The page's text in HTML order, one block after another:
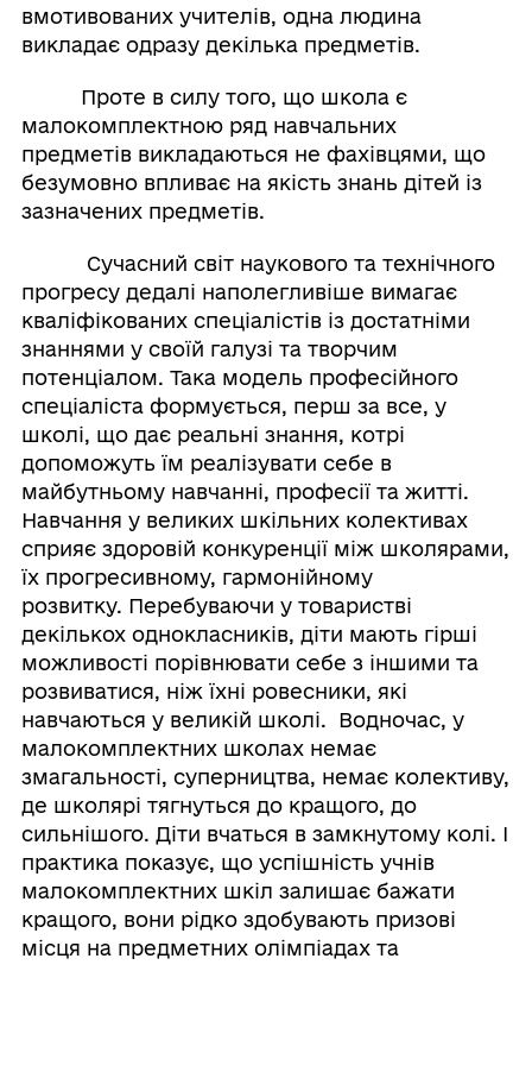
вмотивованих учителів, одна людина
викладає одразу декілька предметів.
Проте в силу того, що школа є
малокомплектною ряд навчальних
предметів викладаються не фахівцями, що
безумовно впливає на якість знань дітей із
зазначених предметів.
Сучасний світ наукового та технічного
прогресу дедалі наполегливіше вимагає
кваліфікованих спеціалістів із достатніми
знаннями у своїй галузі та творчим
потенціалом. Така модель професійного
спеціаліста формується, перш за все, у
школі, що дає реальні знання, котрі
допоможуть їм реалізувати себе в
майбутньому навчанні, професії та житті.
Навчання у великих шкільних колективах
сприяє здоровій конкуренції між школярами,
їх прогресивному, гармонійному
розвитку. Перебуваючи у товаристві
декількох однокласників, діти мають гірші
можливості порівнювати себе з іншими та
розвиватися, ніж їхні ровесники, які
навчаються у великій школі. Водночас, у
малокомплектних школах немає
змагальності, суперництва, немає колективу,
де школярі тягнуться до кращого, до
сильнішого. Діти вчаться в замкнутому колі. І
практика показує, що успішність учнів
малокомплектних шкіл залишає бажати
кращого, вони рідко здобувають призові
місця на предметних олімпіадах та